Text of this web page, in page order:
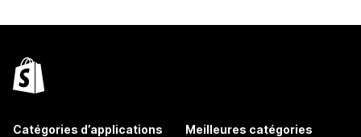
Catégories d’applications Meilleures catégories